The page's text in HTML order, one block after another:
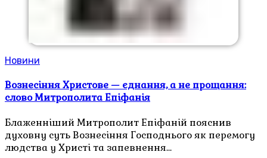
Новини
Вознесіння Христове — єднання, а не прощання:
слово Митрополита Епіфанія
Блаженніший Митрополит Епіфаній пояснив
духовну суть Вознесіння Господнього як перемогу
людства у Христі та запевнення…